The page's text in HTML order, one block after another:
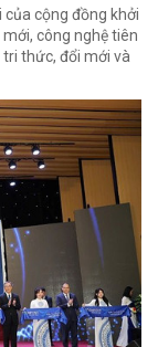
cộng đồng khởi
công nghệ tiên
thức, đổi mới và